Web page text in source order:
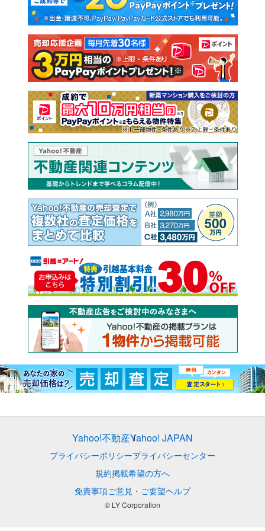
新築一戸建て 中古一戸建て
注文住宅 土地
売却査定
Yahoo!不動産Yahoo! JAPAN
プライバシーポリシープライバシーセンター
規約掲載希望の方へ
免責事項ご意見・ご要望ヘルプ
© LY Corporation